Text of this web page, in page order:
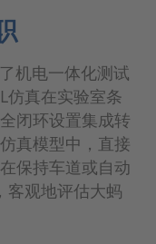
机电一体化测试
仿真在实验室条
闭环设置集成转
真模型中，直接
保持车道或自动
客观地评估大蚂